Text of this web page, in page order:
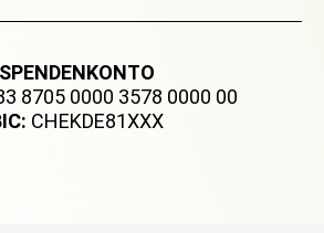
SPENDENKONTO
8705 0000 3578 0000 00
CHEKDE81XXX